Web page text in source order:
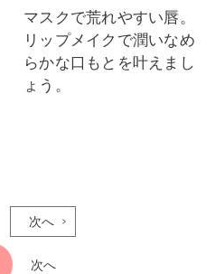
マスクで荒れやすい唇。
リップメイクで潤いなめ
らかな口もとを叶えまし
ょう。
次へ
次へ